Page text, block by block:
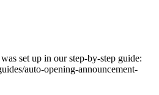
set up in our step-by-step guide:
auto-opening-announcement-